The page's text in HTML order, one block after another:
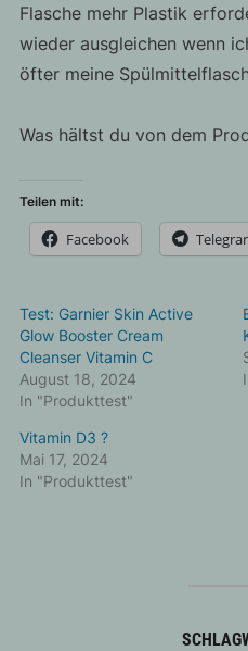
Flasche mehr Plastik
wieder ausgleichen wenn
öfter meine
Was hältst du von dem
Teilen mit:
Facebook
Test: Garnier Skin Active
Glow Booster Cream
Cleanser Vitamin C
August 18, 2024
In "Produkttest"
Vitamin D3 ?
Mai 17, 2024
In "Produkttest"